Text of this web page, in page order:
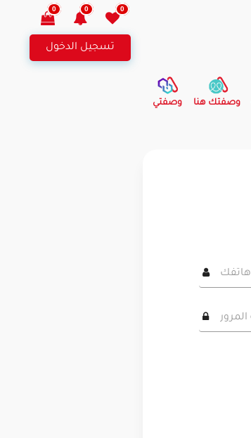
0
0
0
تسجيل الدخول
وصفتك هنا وصفتي